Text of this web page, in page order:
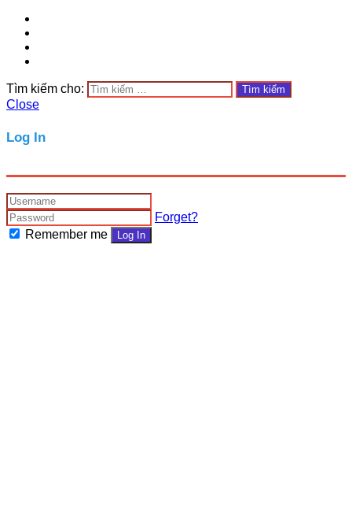
Tìm kiếm cho:
Close
Log In
Forget?
Remember me
Log In